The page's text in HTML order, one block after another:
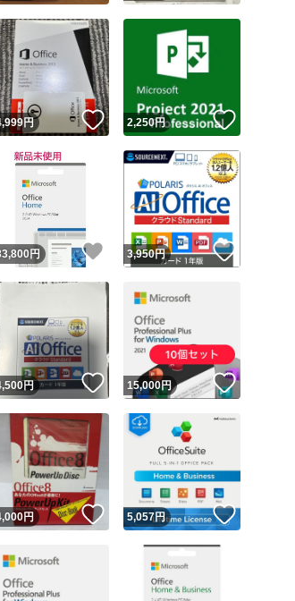
！円 いいね！
2,250円
ね！円 いいね！
3,950円
ね！
円 いいね！
15,000円 いいね！
ね！
円 いいね！
5,057円 いいね！